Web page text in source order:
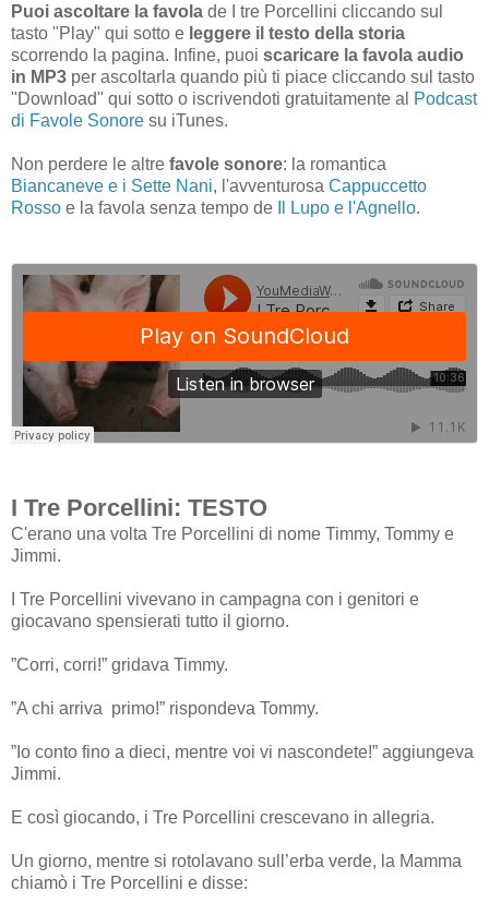
Puoi ascoltare la favola de I tre Porcellini cliccando sul
tasto "Play" qui sotto e leggere il testo della storia
scorrendo la pagina. Infine, puoi scaricare la favola audio
in MP3 per ascoltarla quando più ti piace cliccando sul tasto
"Download" qui sotto o iscrivendoti gratuitamente al
Podcast
di Favole Sonore su iTunes.
Non perdere le altre favole sonore: la romantica
Biancaneve e i Sette Nani, l'avventurosa Cappuccetto
Rosso e la favola senza tempo de Il Lupo e l'Agnello.
I Tre Porcellini: TESTO
C'erano una volta Tre Porcellini di nome Timmy, Tommy e
Jimmi.
I Tre Porcellini vivevano in campagna con i genitori e
giocavano spensierati tutto il giorno.
”Corri, corri!” gridava Timmy.
”A chi arriva primo!” rispondeva Tommy.
”Io conto fino a dieci, mentre voi vi nascondete!” aggiungeva
Jimmi.
E così giocando, i Tre Porcellini crescevano in allegria.
Un giorno, mentre si rotolavano sull’erba verde, la Mamma
chiamò i Tre Porcellini e disse: